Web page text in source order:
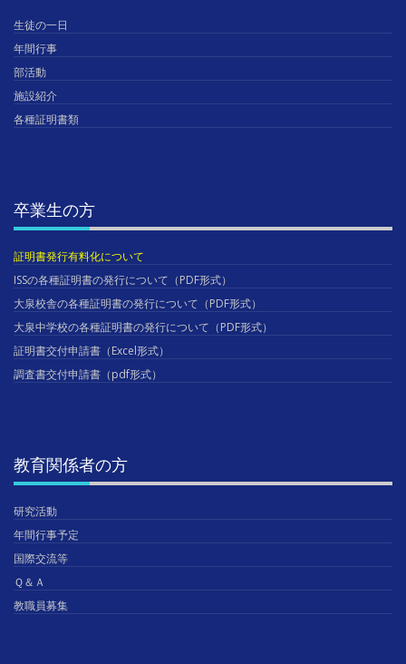
生徒の一日
年間行事
部活動
施設紹介
各種証明書類
卒業生の方
証明書発行有料化について
ISSの各種証明書の発行について（PDF形式）
大泉校舎の各種証明書の発行について（PDF形式）
大泉中学校の各種証明書の発行について（PDF形式）
証明書交付申請書（Excel形式）
調査書交付申請書（pdf形式）
教育関係者の方
研究活動
年間行事予定
国際交流等
Ｑ＆Ａ
教職員募集